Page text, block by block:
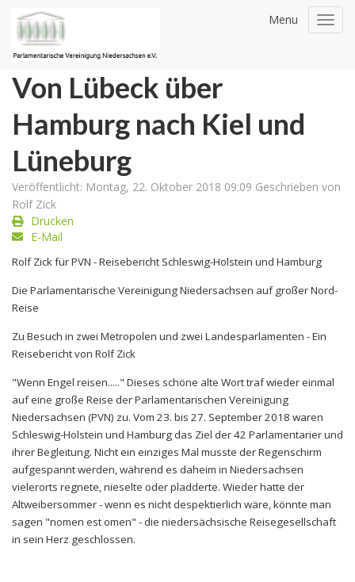
Menu
Von Lübeck über
Hamburg nach Kiel und
Lüneburg
Veröffentlicht: Montag, 22. Oktober 2018 09:09 Geschrieben von
Rolf Zick
Drucken
E-Mail
Rolf Zick für PVN - Reisebericht Schleswig-Holstein und Hamburg
Die Parlamentarische Vereinigung Niedersachsen auf großer Nord-
Reise
Zu Besuch in zwei Metropolen und zwei Landesparlamenten - Ein
Reisebericht von Rolf Zick
"Wenn Engel reisen....." Dieses schöne alte Wort traf wieder einmal
auf eine große Reise der Parlamentarischen Vereinigung
Niedersachsen (PVN) zu. Vom 23. bis 27. September 2018 waren
Schleswig-Holstein und Hamburg das Ziel der 42 Parlamentarier und
ihrer Begleitung. Nicht ein einziges Mal musste der Regenschirm
aufgespannt werden, während es daheim in Niedersachsen
vielerorts regnete, nieselte oder pladderte. Wieder hatte der
Altweibersommer - wenn es nicht despektierlich wäre, könnte man
sagen "nomen est omen" - die niedersächsische Reisegesellschaft
in sein Herz geschlossen.